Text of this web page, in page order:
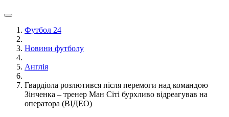
Футбол 24
Новини футболу
Англія
Гвардіола розлютився після перемоги над командою
Зінченка – тренер Ман Сіті бурхливо відреагував на
оператора (ВІДЕО)